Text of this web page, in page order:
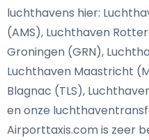
luchthavens hier:
(AMS), Luchthaven
Groningen (GRN),
Luchthaven Maastricht
Blagnac (TLS),
en onze
Airporttaxis.com is zeer